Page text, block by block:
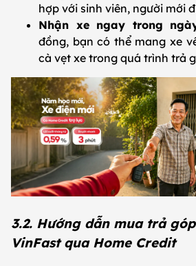
hợp với sinh viên, người mới
Nhận xe ngay trong
đồng, bạn có thể mang xe
cà vẹt xe trong quá trình trả
3.2. Hướng dẫn mua trả
VinFast qua Home Credit